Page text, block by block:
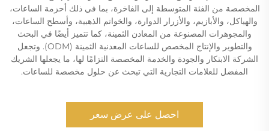
المخصصة من الفئة المتوسطة إلى الفاخرة، بما في ذلك أحزمة الساعات،
والهياكل، والأبازيم، والأزرار الدوارة، والخواتم الذهبية، وأسطح الساعات،
والمجوهرات المصنوعة من المعادن الثمينة، كما تتميز أيضًا في البحث
والتطوير والإنتاج المخصص للساعات المعدنية الثمينة (ODM). وتجعل
الشركة الابتكار والجودة والخدمة المخصصة التزامًا لها، ما يجعلها الشريك
المفضل للعلامات التجارية التي تبحث عن حلول مخصصة للساعات.
احصل على عرض سعر